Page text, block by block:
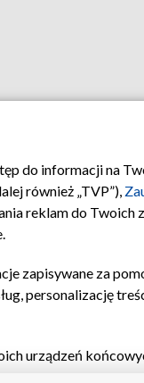
do informacji na
również „TVP”),
reklam do Twoich
zapisywane za
personalizację
urządzeń
oraz